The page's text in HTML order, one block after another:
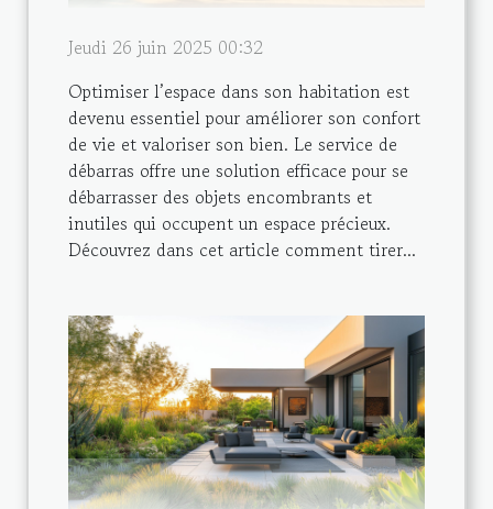
Jeudi 26 juin 2025 00:32
Optimiser l’espace dans son habitation est
devenu essentiel pour améliorer son confort
de vie et valoriser son bien. Le service de
débarras offre une solution efficace pour se
débarrasser des objets encombrants et
inutiles qui occupent un espace précieux.
Découvrez dans cet article comment tirer...